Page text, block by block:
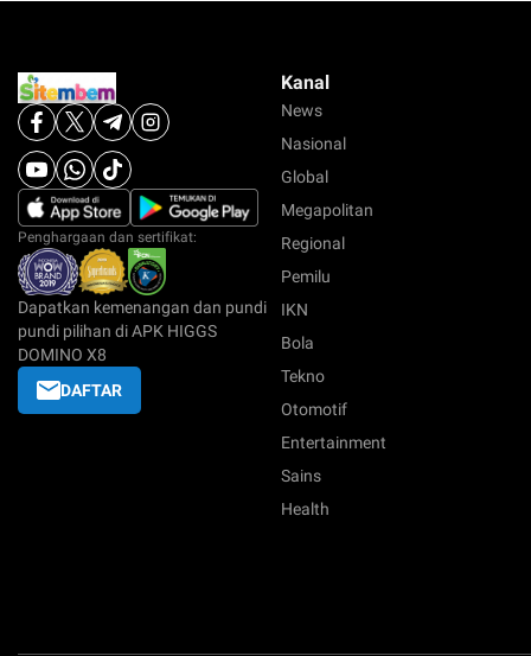
Penghargaan dan sertifikat:
Dapatkan kemenangan dan pundi
pundi pilihan di APK HIGGS
DOMINO X8
DAFTAR
Kanal
News
Nasional
Global
Megapolitan
Regional
Pemilu
IKN
Bola
Tekno
Otomotif
Entertainment
Sains
Health